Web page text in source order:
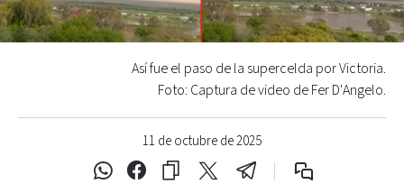
11 de octubre de 2025
Así fue el paso de la supercelda por Victoria.
Foto: Captura de video de Fer D'Angelo.